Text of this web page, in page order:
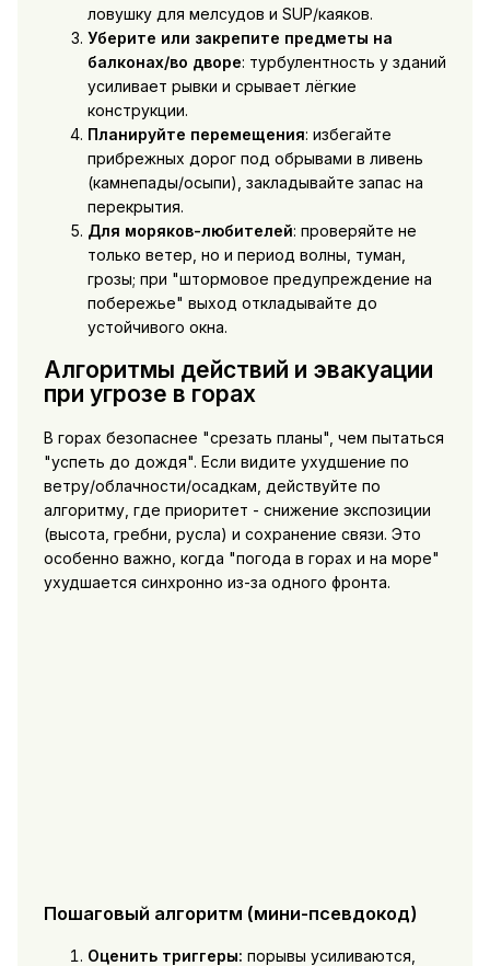
ловушку для мелсудов и SUP/каяков.
Уберите или закрепите предметы на
балконах/во дворе: турбулентность у зданий
усиливает рывки и срывает лёгкие
конструкции.
Планируйте перемещения: избегайте
прибрежных дорог под обрывами в ливень
(камнепады/осыпи), закладывайте запас на
перекрытия.
Для моряков-любителей: проверяйте не
только ветер, но и период волны, туман,
грозы; при "штормовое предупреждение на
побережье" выход откладывайте до
устойчивого окна.
Алгоритмы действий и эвакуации
при угрозе в горах
В горах безопаснее "срезать планы", чем пытаться
"успеть до дождя". Если видите ухудшение по
ветру/облачности/осадкам, действуйте по
алгоритму, где приоритет - снижение экспозиции
(высота, гребни, русла) и сохранение связи. Это
особенно важно, когда "погода в горах и на море"
ухудшается синхронно из-за одного фронта.
Пошаговый алгоритм (мини-псевдокод)
Оценить триггеры: порывы усиливаются,